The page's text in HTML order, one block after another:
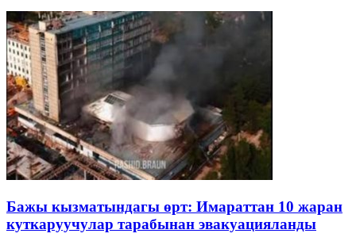
Бажы кызматындагы өрт: Имараттан 10 жаран
куткаруучулар тарабынан эвакуацияланды